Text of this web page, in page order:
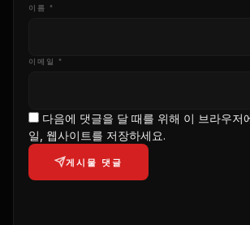
이름 *
이메일 *
다음에 댓글을 달 때를 위해 이 브라우저
일, 웹사이트를 저장하세요.
게시물 댓글